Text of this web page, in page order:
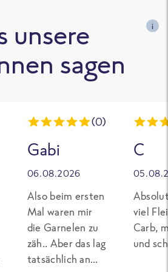
unsere
sagen
i
(0)
Gabi
06.08.2026
Also beim ersten
Mal waren mir
die Garnelen zu
zäh.. Aber das lag
tatsächlich an
C
viel
Carb,
und